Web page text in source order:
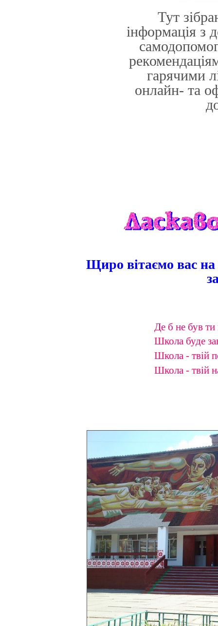
Тут
інформація з
гарячими
онлайн- та
Щиро вітаємо вас на
Де б не був
Школа буде
Школа - твій
Школа - твій